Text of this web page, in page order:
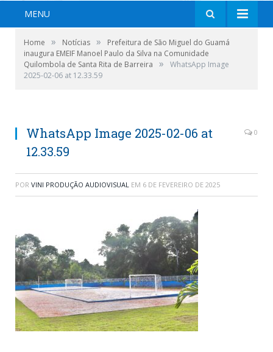
MENU
Home » Notícias »
Prefeitura de São Miguel do Guamá
inaugura EMEIF Manoel Paulo da Silva na Comunidade
Quilombola de Santa Rita de Barreira
»
WhatsApp Image
2025-02-06 at 12.33.59
WhatsApp Image 2025-02-06 at
12.33.59
0
POR VINI PRODUÇÃO AUDIOVISUAL EM 6 DE FEVEREIRO DE 2025